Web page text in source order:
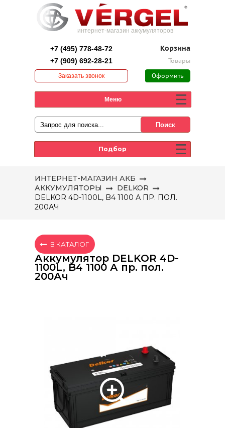
интернет-магазин аккумуляторов
+7 (495) 778-48-72
+7 (909) 692-28-21
Заказать звонок
Корзина
Товары
Оформить
Меню
Подбор
ИНТЕРНЕТ-МАГАЗИН АКБ
АККУМУЛЯТОРЫ
DELKOR
DELKOR 4D-1100L, B4 1100 А ПР. ПОЛ.
200АЧ
В КАТАЛОГ
Аккумулятор DELKOR 4D-
1100L, B4 1100 А пр. пол.
200Ач